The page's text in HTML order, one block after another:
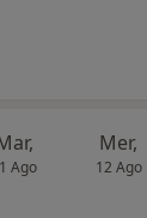
Ago
Mer,
12 Ago